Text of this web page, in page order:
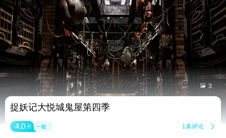
 3
捉妖记大悦城鬼屋第四季
4.0 分 一般 1条评论 
